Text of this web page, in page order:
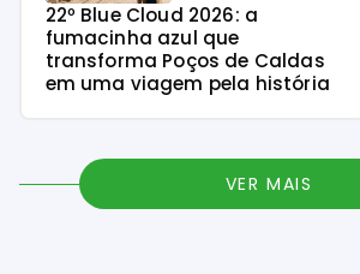
22º Blue Cloud 2026: a
fumacinha azul que
transforma Poços de Caldas
em uma viagem pela história
VER MAIS